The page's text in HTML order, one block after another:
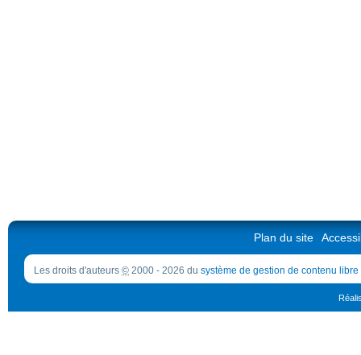
Plan du site
Les droits d'auteurs © 2000 - 2026 du système de gestion de contenu libre